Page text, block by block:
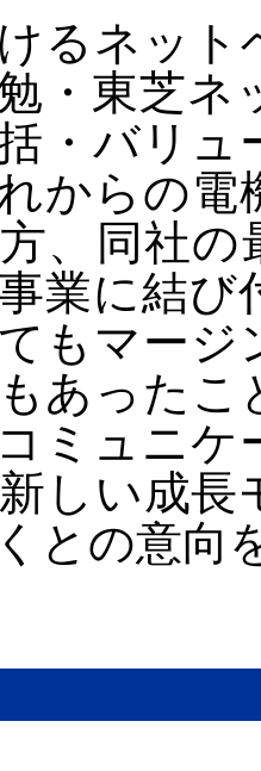
けるネッ
・東芝ネ
・バリ
からの電
、同社
業に結び
もマー
あった
ミュニケ
しい成
との意向